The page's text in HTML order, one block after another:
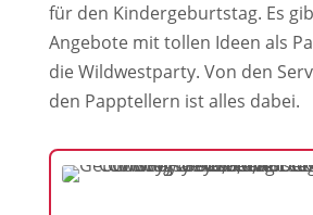
für den Kindergeburtstag. Es
Angebote mit tollen Ideen als
die Wildwestparty. Von den
den Papptellern ist alles dabei.